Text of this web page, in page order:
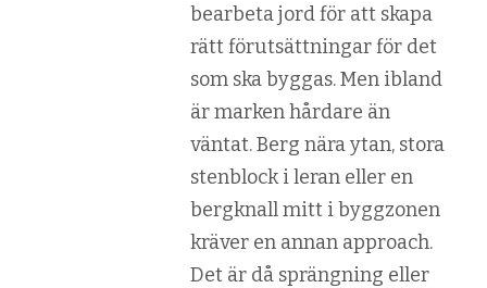
bearbeta jord för att skapa
rätt förutsättningar för det
som ska byggas. Men ibland
är marken hårdare än
väntat. Berg nära ytan, stora
stenblock i leran eller en
bergknall mitt i byggzonen
kräver en annan approach.
Det är då sprängning eller